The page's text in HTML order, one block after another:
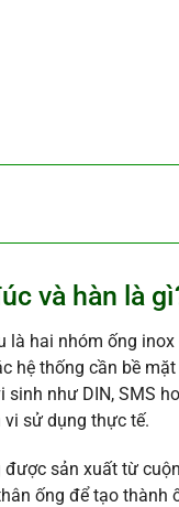
và hàn là
là hai nhóm ống
hệ thống cần bề
như DIN, SMS
sử dụng thực tế.
được sản xuất từ
ống để tạo